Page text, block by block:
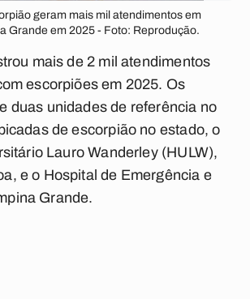
geram mais mil atendimentos em
Grande em 2025 - Foto: Reprodução.
mais de 2 mil atendimentos
escorpiões em 2025. Os
duas unidades de referência no
de escorpião no estado, o
Lauro Wanderley (HULW),
e o Hospital de Emergência e
Grande.